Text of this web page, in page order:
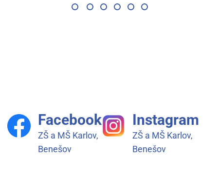
Facebook
ZŠ a MŠ Karlov,
Benešov
Instagram
ZŠ a MŠ Karlov,
Benešov